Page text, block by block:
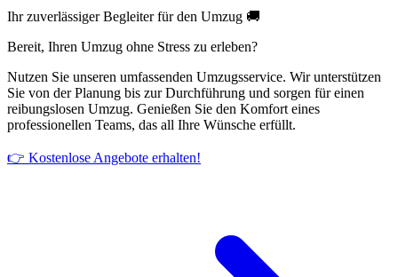
Ihr zuverlässiger Begleiter für den Umzug 🚚
Bereit, Ihren Umzug ohne Stress zu erleben?
Nutzen Sie unseren umfassenden Umzugsservice. Wir unterstützen
Sie von der Planung bis zur Durchführung und sorgen für einen
reibungslosen Umzug. Genießen Sie den Komfort eines
professionellen Teams, das all Ihre Wünsche erfüllt.
👉 Kostenlose Angebote erhalten!